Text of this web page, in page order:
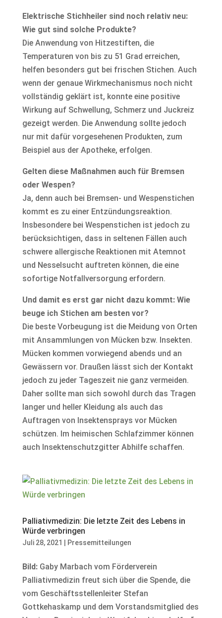
Elektrische Stichheiler sind noch relativ neu:
Wie gut sind solche Produkte?
Die Anwendung von Hitzestiften, die
Temperaturen von bis zu 51 Grad erreichen,
helfen besonders gut bei frischen Stichen. Auch
wenn der genaue Wirkmechanismus noch nicht
vollständig geklärt ist, konnte eine positive
Wirkung auf Schwellung, Schmerz und Juckreiz
gezeigt werden. Die Anwendung sollte jedoch
nur mit dafür vorgesehenen Produkten, zum
Beispiel aus der Apotheke, erfolgen.
Gelten diese Maßnahmen auch für Bremsen
oder Wespen?
Ja, denn auch bei Bremsen- und Wespenstichen
kommt es zu einer Entzündungsreaktion.
Insbesondere bei Wespenstichen ist jedoch zu
berücksichtigen, dass in seltenen Fällen auch
schwere allergische Reaktionen mit Atemnot
und Nesselsucht auftreten können, die eine
sofortige Notfallversorgung erfordern.
Und damit es erst gar nicht dazu kommt: Wie
beuge ich Stichen am besten vor?
Die beste Vorbeugung ist die Meidung von Orten
mit Ansammlungen von Mücken bzw. Insekten.
Mücken kommen vorwiegend abends und an
Gewässern vor. Draußen lässt sich der Kontakt
jedoch zu jeder Tageszeit nie ganz vermeiden.
Daher sollte man sich sowohl durch das Tragen
langer und heller Kleidung als auch das
Auftragen von Insektensprays vor Mücken
schützen. Im heimischen Schlafzimmer können
auch Insektenschutzgitter Abhilfe schaffen.
Palliativmedizin: Die letzte Zeit des Lebens in
Würde verbringen
Juli 28, 2021 Pressemitteilungen
Bild:Gaby Marbach vom Förderverein
Palliativmedizin freut sich über die Spende, die
vom Geschäftsstellenleiter Stefan
Gottkehaskamp und dem Vorstandsmitglied des